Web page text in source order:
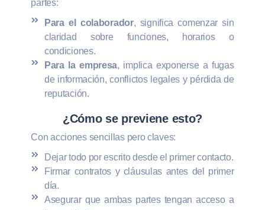
partes:
Para el colaborador, significa comenzar sin
claridad sobre funciones, horarios o
condiciones.
Para la empresa, implica exponerse a fugas
de información, conflictos legales y pérdida de
reputación.
¿Cómo se previene esto?
Con acciones sencillas pero claves:
Dejar todo por escrito desde el primer contacto.
Firmar contratos y cláusulas antes del primer
día.
Asegurar que ambas partes tengan acceso a